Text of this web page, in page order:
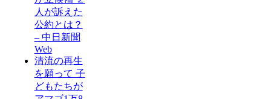
人が訴えた
公約とは？
– 中日新聞
Web
清流の再生
を願って 子
どもたちが